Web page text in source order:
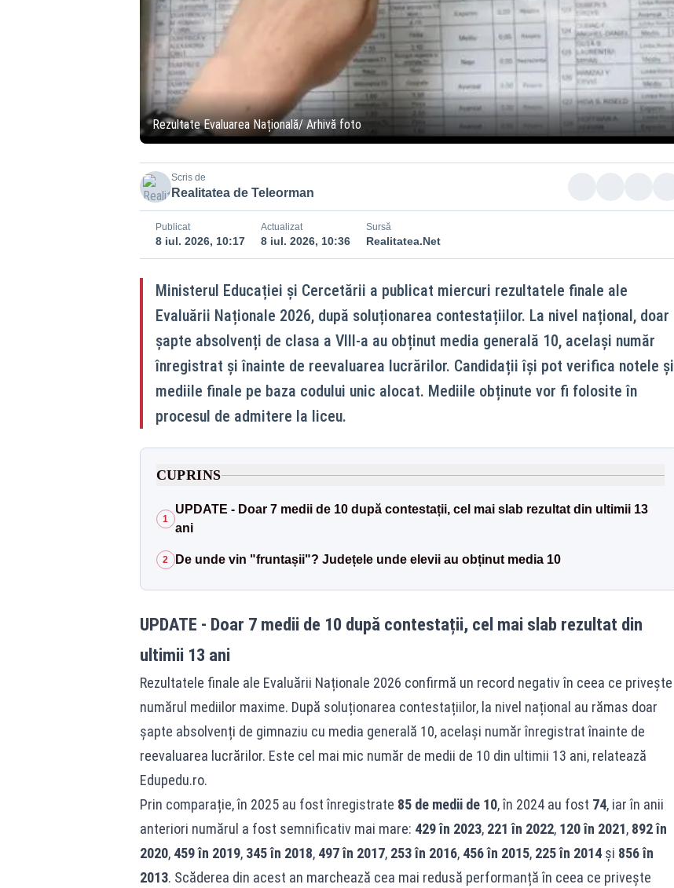
Rezultate Evaluarea Națională/ Arhivă foto
Scris de
Realitatea de Teleorman
Publicat
8 iul. 2026, 10:17
Actualizat
8 iul. 2026, 10:36
Sursă
Realitatea.Net
Ministerul Educației și Cercetării a publicat miercuri rezultatele finale ale
Evaluării Naționale 2026, după soluționarea contestațiilor. La nivel național, doar
șapte absolvenți de clasa a VIII-a au obținut media generală 10, același număr
înregistrat și înainte de reevaluarea lucrărilor. Candidații își pot verifica notele și
mediile finale pe baza codului unic alocat. Mediile obținute vor fi folosite în
procesul de admitere la liceu.
CUPRINS
1
UPDATE - Doar 7 medii de 10 după contestații, cel mai slab rezultat din ultimii 13
ani
2 De unde vin "fruntașii"? Județele unde elevii au obținut media 10
UPDATE - Doar 7 medii de 10 după contestații, cel mai slab rezultat din
ultimii 13 ani
Rezultatele finale ale Evaluării Naționale 2026 confirmă un record negativ în ceea ce privește
numărul mediilor maxime. După soluționarea contestațiilor, la nivel național au rămas doar
șapte absolvenți de gimnaziu cu media generală 10, același număr înregistrat înainte de
reevaluarea lucrărilor. Este cel mai mic număr de medii de 10 din ultimii 13 ani, relatează
Edupedu.ro.
Prin comparație, în 2025 au fost înregistrate 85 de medii de 10, în 2024 au fost 74, iar în anii
anteriori numărul a fost semnificativ mai mare: 429 în 2023, 221 în 2022, 120 în 2021, 892 în
2020, 459 în 2019, 345 în 2018, 497 în 2017, 253 în 2016, 456 în 2015, 225 în 2014și 856 în
2013. Scăderea din acest an marchează cea mai redusă performanță în ceea ce privește